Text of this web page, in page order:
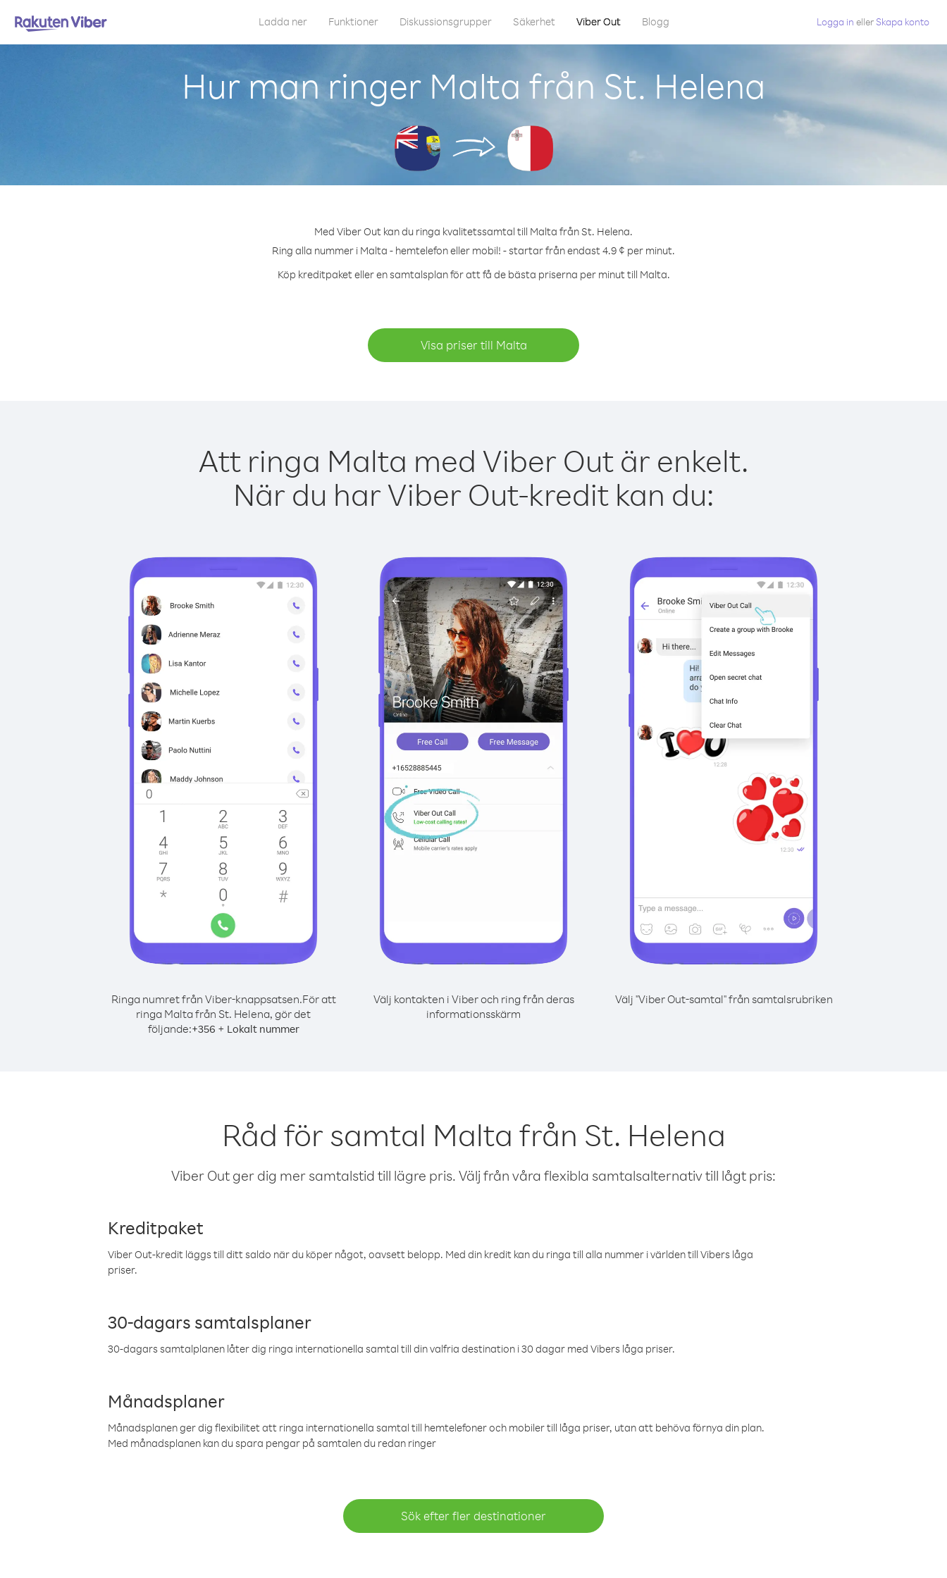
Ladda ner Funktioner Diskussionsgrupper Säkerhet Viber Out Blogg Logga in eller Skapa konto
Hur man ringer Malta från St. Helena
Med Viber Out kan du ringa kvalitetssamtal till Malta från St. Helena.
Ring alla nummer i Malta - hemtelefon eller mobil! - startar från endast 4.9 ¢ per minut.
Köp kreditpaket eller en samtalsplan för att få de bästa priserna per minut till Malta.
Visa priser till Malta
Att ringa Malta med Viber Out är enkelt.
När du har Viber Out-kredit kan du:
Ringa numret från Viber-knappsatsen.För att
ringa Malta från St. Helena, gör det
följande:+356 + Lokalt nummer
Välj kontakten i Viber och ring från deras
informationsskärm
Välj "Viber Out-samtal" från samtalsrubriken
Råd för samtal Malta från St. Helena
Viber Out ger dig mer samtalstid till lägre pris. Välj från våra flexibla samtalsalternativ till lågt pris:
Kreditpaket
Viber Out-kredit läggs till ditt saldo när du köper något, oavsett belopp. Med din kredit kan du ringa till alla nummer i världen till Vibers låga
priser.
30-dagars samtalsplaner
30-dagars samtalplanen låter dig ringa internationella samtal till din valfria destination i 30 dagar med Vibers låga priser.
Månadsplaner
Månadsplanen ger dig flexibilitet att ringa internationella samtal till hemtelefoner och mobiler till låga priser, utan att behöva förnya din plan.
Med månadsplanen kan du spara pengar på samtalen du redan ringer
Sök efter fler destinationer